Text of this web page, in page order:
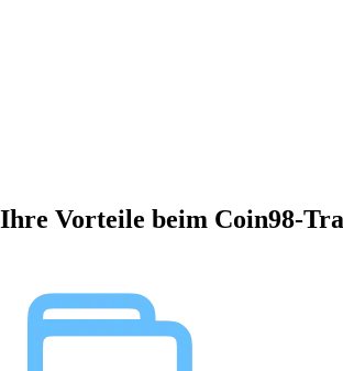
Ihre Vorteile beim Coin98-